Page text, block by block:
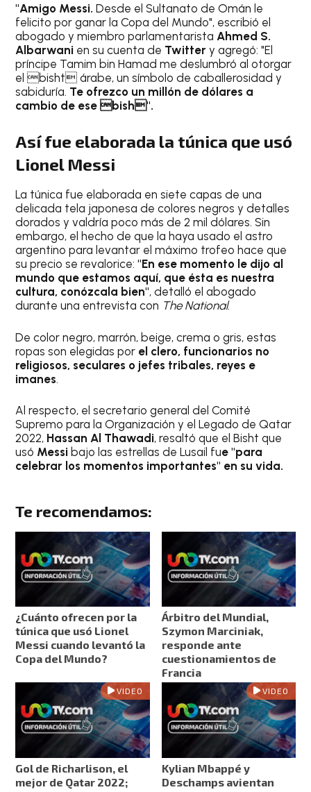
"Amigo Messi.Desde el Sultanato de Omán le
felicito por ganar la Copa del Mundo", escribió el
abogado y miembro parlamentarista Ahmed S.
Albarwani en su cuenta de Twitter y agregó: "El
príncipe Tamim bin Hamad me deslumbró al otorgar
el bisht árabe, un símbolo de caballerosidad y
sabiduría. Te ofrezco un millón de dólares a
cambio de ese bish".
Así fue elaborada la túnica que usó
Lionel Messi
La túnica fue elaborada en siete capas de una
delicada tela japonesa de colores negros y detalles
dorados y valdría poco más de 2 mil dólares. Sin
embargo, el hecho de que la haya usado el astro
argentino para levantar el máximo trofeo hace que
su precio se revalorice:"En ese momento le dijo al
mundo que estamos aquí, que ésta es nuestra
cultura, conózcala bien", detalló el abogado
durante una entrevista con The National.
De color negro, marrón, beige, crema o gris, estas
ropas son elegidas por el clero, funcionarios no
religiosos, seculares o jefes tribales, reyes e
imanes.
Al respecto, el secretario general del Comité
Supremo para la Organización y el Legado de Qatar
2022, Hassan Al Thawadi, resaltó que el Bisht que
usó Messi bajo las estrellas de Lusail fue "para
celebrar los momentos importantes" en su vida.
Te recomendamos:
¿Cuánto ofrecen por la
túnica que usó Lionel
Messi cuando levantó la
Copa del Mundo?
Árbitro del Mundial,
Szymon Marciniak,
responde ante
cuestionamientos de
Francia
VIDEO
Gol de Richarlison, el
mejor de Qatar 2022;
VIDEO
Kylian Mbappé y
Deschamps avientan